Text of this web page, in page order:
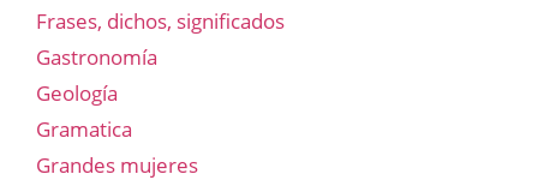
Frases, dichos, significados
Gastronomía
Geología
Gramatica
Grandes mujeres